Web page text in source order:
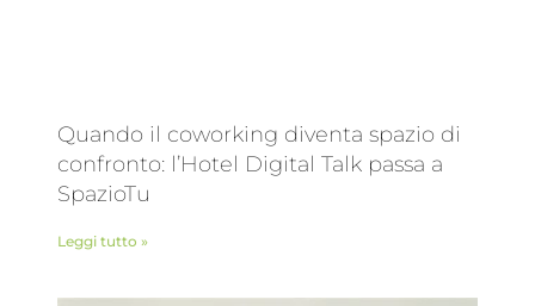
Quando il coworking diventa spazio di
confronto: l’Hotel Digital Talk passa a
SpazioTu
Leggi tutto »